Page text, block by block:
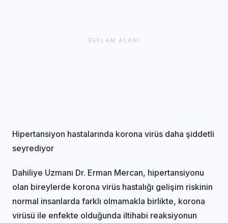
REKLAM ALANI
Hipertansiyon hastalarında korona virüs daha şiddetli
seyrediyor
Dahiliye Uzmanı Dr. Erman Mercan, hipertansiyonu
olan bireylerde korona virüs hastalığı gelişim riskinin
normal insanlarda farklı olmamakla birlikte, korona
virüsü ile enfekte olduğunda iltihabi reaksiyonun